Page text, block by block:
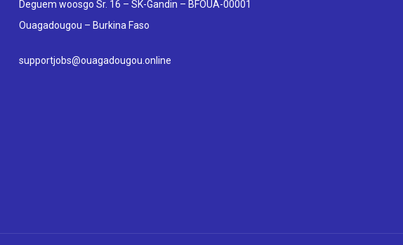
Deguem woosgo Sr. 16 – SK-Gandin – BFOUA-00001
Ouagadougou – Burkina Faso
supportjobs@ouagadougou.online